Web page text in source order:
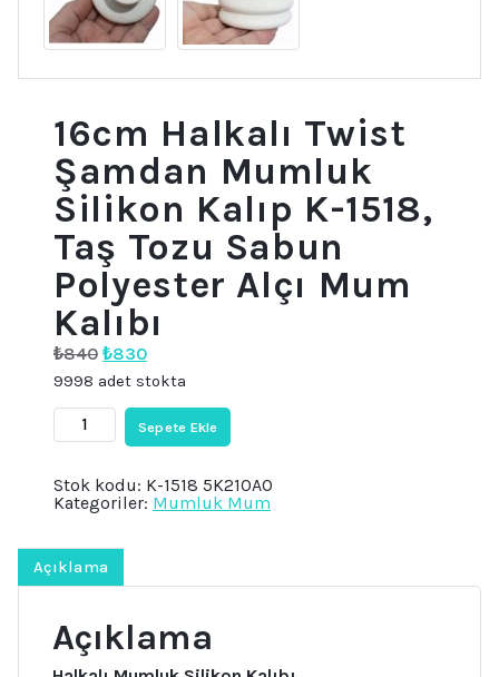
16cm Halkalı Twist
Şamdan Mumluk
Silikon Kalıp K-1518,
Taş Tozu Sabun
Polyester Alçı Mum
Kalıbı
₺840 Orijinal
₺840.
₺830Şu
fiyat:
₺830.
9998 adet stokta
16cm
Halkalı
Mumluk
Silikon
1518,
Taş
Tozu
Polyester
Alçı
Mum
Sepete Ekle
Stok kodu: K-1518 5K210AO
Kategoriler: Mumluk Mum
Açıklama
Açıklama